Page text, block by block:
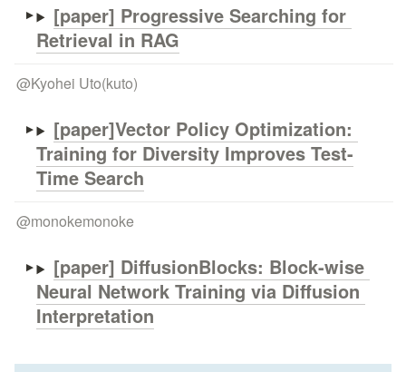
[paper] Progressive Searching for
Retrieval in RAG
@Kyohei Uto(kuto)
[paper]Vector Policy Optimization:
Training for Diversity Improves Test-
Time Search
@monokemonoke
[paper] DiffusionBlocks: Block-wise
Neural Network Training via Diffusion
Interpretation